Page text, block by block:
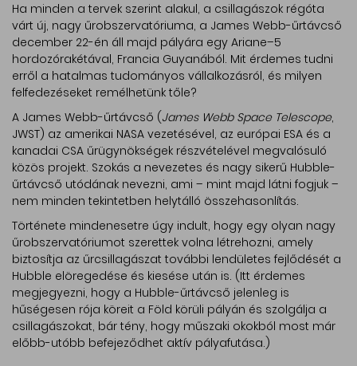
Ha minden a tervek szerint alakul, a csillagászok régóta
várt új, nagy űrobszervatóriuma, a James Webb-űrtávcső
december 22-én áll majd pályára egy Ariane–5
hordozórakétával, Francia Guyanából. Mit érdemes tudni
erről a hatalmas tudományos vállalkozásról, és milyen
felfedezéseket remélhetünk tőle?
A James Webb-űrtávcső (James Webb Space Telescope,
JWST) az amerikai NASA vezetésével, az európai ESA és a
kanadai CSA űrügynökségek részvételével megvalósuló
közös projekt. Szokás a nevezetes és nagy sikerű Hubble-
űrtávcső utódának nevezni, ami – mint majd látni fogjuk –
nem minden tekintetben helytálló összehasonlítás.
Története mindenesetre úgy indult, hogy egy olyan nagy
űrobszervatóriumot szerettek volna létrehozni, amely
biztosítja az űrcsillagászat további lendületes fejlődését a
Hubble elöregedése és kiesése után is. (Itt érdemes
megjegyezni, hogy a Hubble-űrtávcső jelenleg is
hűségesen rója köreit a Föld körüli pályán és szolgálja a
csillagászokat, bár tény, hogy műszaki okokból most már
előbb-utóbb befejeződhet aktív pályafutása.)